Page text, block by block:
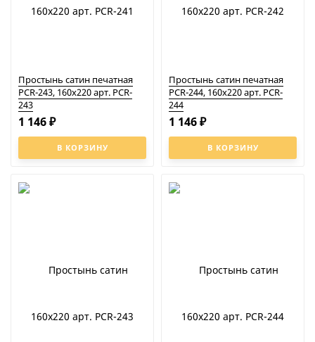
Простынь сатин печатная
PCR-243, 160x220 арт. PCR-
243
В КОРЗИНУ
1 146 ₽
Простынь сатин печатная
PCR-244, 160x220 арт. PCR-
244
В КОРЗИНУ
1 146 ₽